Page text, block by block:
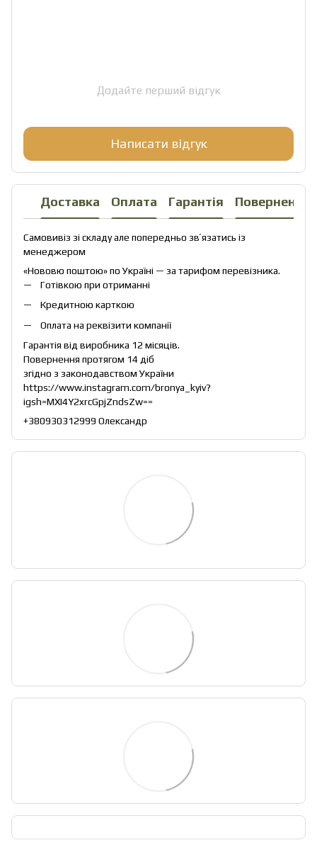
Додайте перший відгук
Написати відгук
Доставка Оплата Гарантія Повернення
Самовивіз зі складу але попередньо звʼязатись із
менеджером
«Нововю поштою» по Україні — за тарифом перевізника.
Готівкою при отриманні
Кредитною карткою
Оплата на реквізити компанії
Гарантія від виробника 12 місяців.
Повернення протягом 14 діб
згідно з законодавством України
https://www.instagram.com/bronya_kyiv?
igsh=MXI4Y2xrcGpjZndsZw==
+380930312999 Олександр